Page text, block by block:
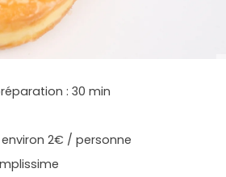
: 30 min
environ 2€ / personne